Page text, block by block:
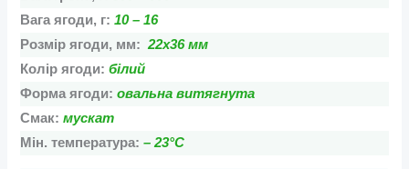
Вага ягоди, г:10 – 16
Розмір ягоди, мм: 22х36 мм
Колір ягоди:білий
Форма ягоди:овальна витягнута
Смак:мускат
Мін. температура:– 23°С